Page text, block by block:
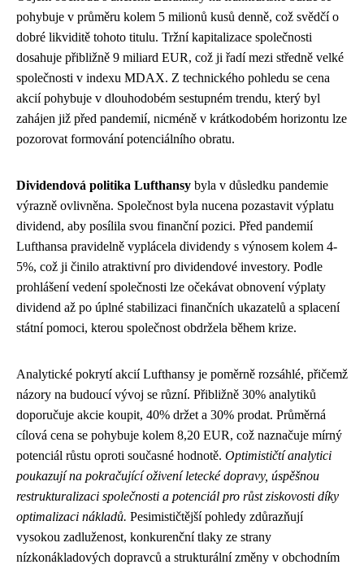
pohybuje v průměru kolem 5 milionů kusů denně, což svědčí o
dobré likviditě tohoto titulu. Tržní kapitalizace společnosti
dosahuje přibližně 9 miliard EUR, což ji řadí mezi středně velké
společnosti v indexu MDAX. Z technického pohledu se cena
akcií pohybuje v dlouhodobém sestupném trendu, který byl
zahájen již před pandemií, nicméně v krátkodobém horizontu lze
pozorovat formování potenciálního obratu.
Dividendová politika Lufthansy byla v důsledku pandemie
výrazně ovlivněna. Společnost byla nucena pozastavit výplatu
dividend, aby posílila svou finanční pozici. Před pandemií
Lufthansa pravidelně vyplácela dividendy s výnosem kolem 4-
5%, což ji činilo atraktivní pro dividendové investory. Podle
prohlášení vedení společnosti lze očekávat obnovení výplaty
dividend až po úplné stabilizaci finančních ukazatelů a splacení
státní pomoci, kterou společnost obdržela během krize.
Analytické pokrytí akcií Lufthansy je poměrně rozsáhlé, přičemž
názory na budoucí vývoj se různí. Přibližně 30% analytiků
doporučuje akcie koupit, 40% držet a 30% prodat. Průměrná
cílová cena se pohybuje kolem 8,20 EUR, což naznačuje mírný
potenciál růstu oproti současné hodnotě. Optimističtí analytici
poukazují na pokračující oživení letecké dopravy, úspěšnou
restrukturalizaci společnosti a potenciál pro růst ziskovosti díky
optimalizaci nákladů. Pesimističtější pohledy zdůrazňují
vysokou zadluženost, konkurenční tlaky ze strany
nízkonákladových dopravců a strukturální změny v obchodním